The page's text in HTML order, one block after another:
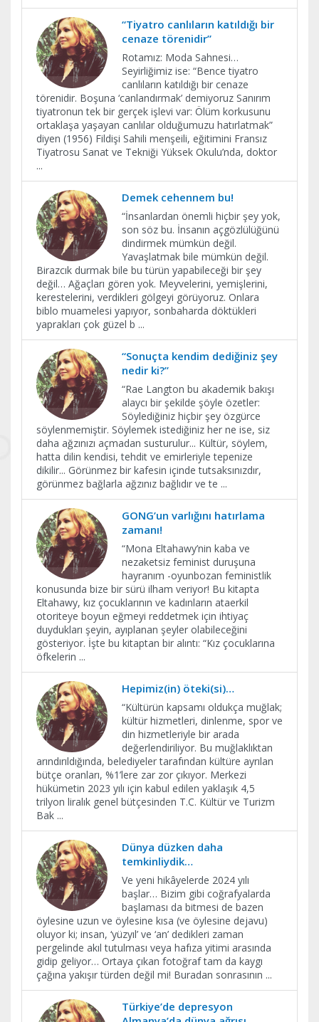
“Tiyatro canlıların katıldığı bir
cenaze törenidir”
Rotamız: Moda Sahnesi…
Seyirliğimiz ise: “Bence tiyatro
canlıların katıldığı bir cenaze
törenidir. Boşuna ‘canlandırmak’ demiyoruz Sanırım
tiyatronun tek bir gerçek işlevi var: Ölüm korkusunu
ortaklaşa yaşayan canlılar olduğumuzu hatırlatmak”
diyen (1956) Fildişi Sahili menşeili, eğitimini Fransız
Tiyatrosu Sanat ve Tekniği Yüksek Okulu’nda, doktor
...
Demek cehennem bu!
“İnsanlardan önemli hiçbir şey yok,
son söz bu. İnsanın açgözlülüğünü
dindirmek mümkün değil.
Yavaşlatmak bile mümkün değil.
Birazcık durmak bile bu türün yapabileceği bir şey
değil… Ağaçları gören yok. Meyvelerini, yemişlerini,
kerestelerini, verdikleri gölgeyi görüyoruz. Onlara
biblo muamelesi yapıyor, sonbaharda döktükleri
yaprakları çok güzel b ...
“Sonuçta kendim dediğiniz şey
nedir ki?”
“Rae Langton bu akademik bakışı
alaycı bir şekilde şöyle özetler:
Söylediğiniz hiçbir şey özgürce
söylenmemiştir. Söylemek istediğiniz her ne ise, siz
daha ağzınızı açmadan susturulur... Kültür, söylem,
hatta dilin kendisi, tehdit ve emirleriyle tepenize
dikilir... Görünmez bir kafesin içinde tutsaksınızdır,
görünmez bağlarla ağzınız bağlıdır ve te ...
GONG’un varlığını hatırlama
zamanı!
“Mona Eltahawy’nin kaba ve
nezaketsiz feminist duruşuna
hayranım -oyunbozan feministlik
konusunda bize bir sürü ilham veriyor! Bu kitapta
Eltahawy, kız çocuklarının ve kadınların ataerkil
otoriteye boyun eğmeyi reddetmek için ihtiyaç
duydukları şeyin, ayıplanan şeyler olabileceğini
gösteriyor. İşte bu kitaptan bir alıntı: “Kız çocuklarına
öfkelerin ...
Hepimiz(in) öteki(si)…
“Kültürün kapsamı oldukça muğlak;
kültür hizmetleri, dinlenme, spor ve
din hizmetleriyle bir arada
değerlendiriliyor. Bu muğlaklıktan
arındırıldığında, belediyeler tarafından kültüre ayrılan
bütçe oranları, %1’lere zar zor çıkıyor. Merkezi
hükümetin 2023 yılı için kabul edilen yaklaşık 4,5
trilyon liralık genel bütçesinden T.C. Kültür ve Turizm
Bak ...
Dünya düzken daha
temkinliydik…
Ve yeni hikâyelerde 2024 yılı
başlar… Bizim gibi coğrafyalarda
başlaması da bitmesi de bazen
öylesine uzun ve öylesine kısa (ve öylesine dejavu)
oluyor ki; insan, ‘yüzyıl’ ve ‘an’ dedikleri zaman
pergelinde akıl tutulması veya hafıza yitimi arasında
gidip geliyor… Ortaya çıkan fotoğraf tam da kaygı
çağına yakışır türden değil mi! Buradan sonrasının ...
Türkiye’de depresyon